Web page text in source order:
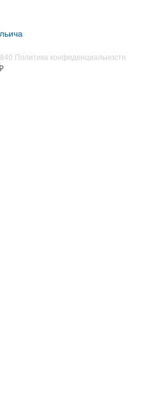
Политика конфиденциальности